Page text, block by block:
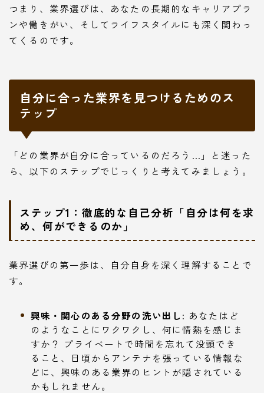
つまり、業界選びは、あなたの長期的なキャリアプラ
ンや働きがい、そしてライフスタイルにも深く関わっ
てくるのです。
自分に合った業界を見つけるためのス
テップ
「どの業界が自分に合っているのだろう…」と迷った
ら、以下のステップでじっくりと考えてみましょう。
ステップ1：徹底的な自己分析「自分は何を求
め、何ができるのか」
業界選びの第一歩は、自分自身を深く理解することで
す。
興味・関心のある分野の洗い出し: あなたはど
のようなことにワクワクし、何に情熱を感じま
すか？ プライベートで時間を忘れて没頭でき
ること、日頃からアンテナを張っている情報な
どに、興味のある業界のヒントが隠されている
かもしれません。